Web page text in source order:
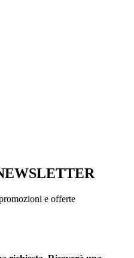
e offerte